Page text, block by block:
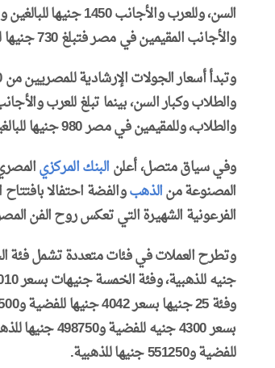
والأجانب المقيمين في مصر فتبلغ 730 جنيها للبالغين و370 جنيها للأطفال والطلاب.
والطلاب، وللمقيمين في مصر 980 جنيها للبالغين و500 جنيه للأطفال والطلاب.
وفي سياق متصل، أعلنالبنك المركزي
المصنوعة منالذهبوالفضة احتفالا
الفرعونية الشهيرة التي تعكس روح الفن
للفضية و551250 جنيها للذهبية.